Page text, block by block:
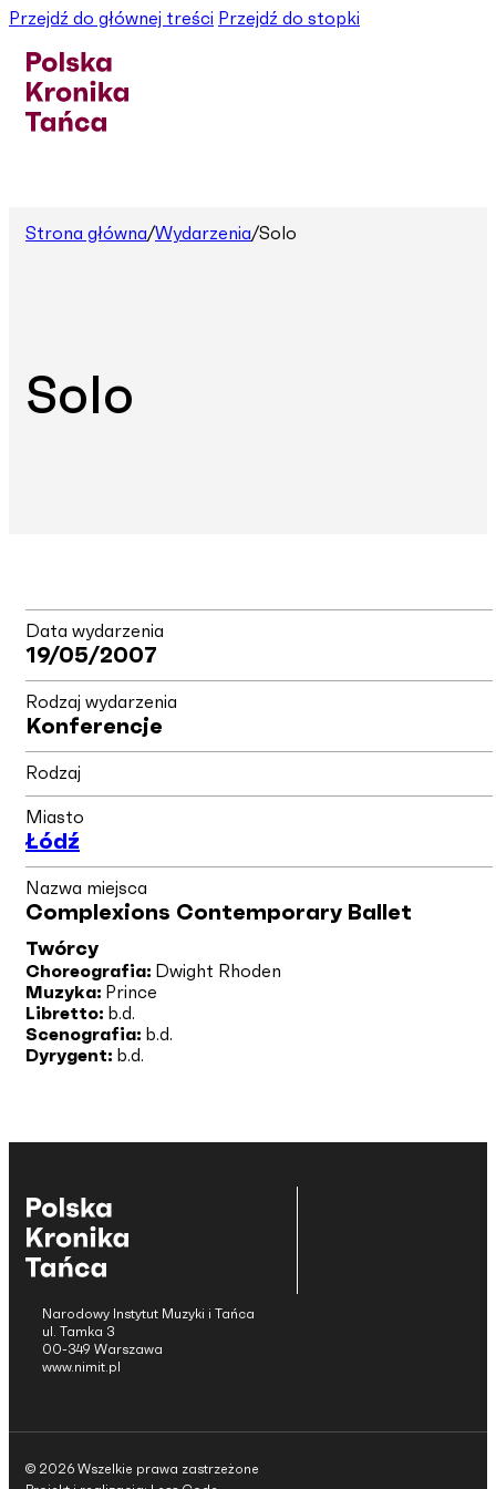
Przejdź do głównej treści Przejdź do stopki
Strona główna/Wydarzenia/Solo
Solo
Data wydarzenia
19/05/2007
Rodzaj wydarzenia
Konferencje
Rodzaj
Miasto
Łódź
Nazwa miejsca
Complexions Contemporary Ballet
Twórcy
Choreografia: Dwight Rhoden
Muzyka: Prince
Libretto: b.d.
Scenografia: b.d.
Dyrygent: b.d.
Narodowy Instytut Muzyki i Tańca
ul. Tamka 3
00-349 Warszawa
www.nimit.pl
© 2026 Wszelkie prawa zastrzeżone